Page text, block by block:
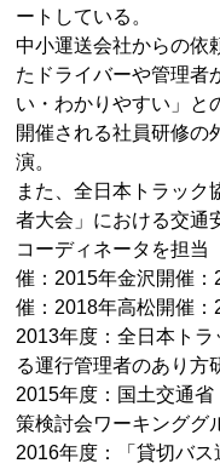
ートしている。
中小運送会社からの依
たドライバーや管理者
い・わかりやすい」と
開催される社員研修の
演。
また、全日本トラック
者大会」における交通
コーディネータを担当
催：2015年金沢開催
催：2018年高松開催：
2013年度：全日本ト
る運行管理者のあり方
2015年度：国土交通
策検討会ワーキンググ
2016年度：「貸切バ